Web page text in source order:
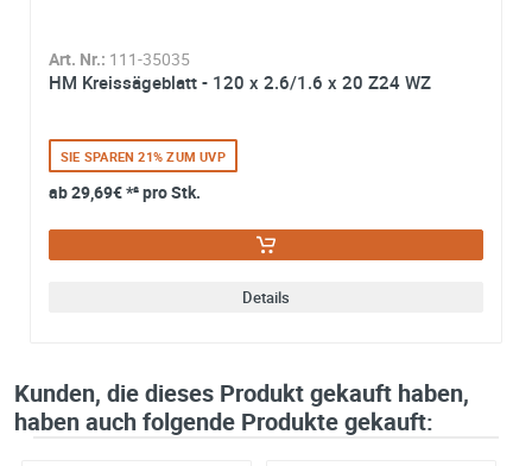
Art. Nr.: 111-35035
HM Kreissägeblatt - 120 x 2.6/1.6 x 20 Z24 WZ
SIE SPAREN 21% ZUM UVP
ab29,69€*² pro Stk.
Details
Kunden, die dieses Produkt gekauft haben,
haben auch folgende Produkte gekauft: